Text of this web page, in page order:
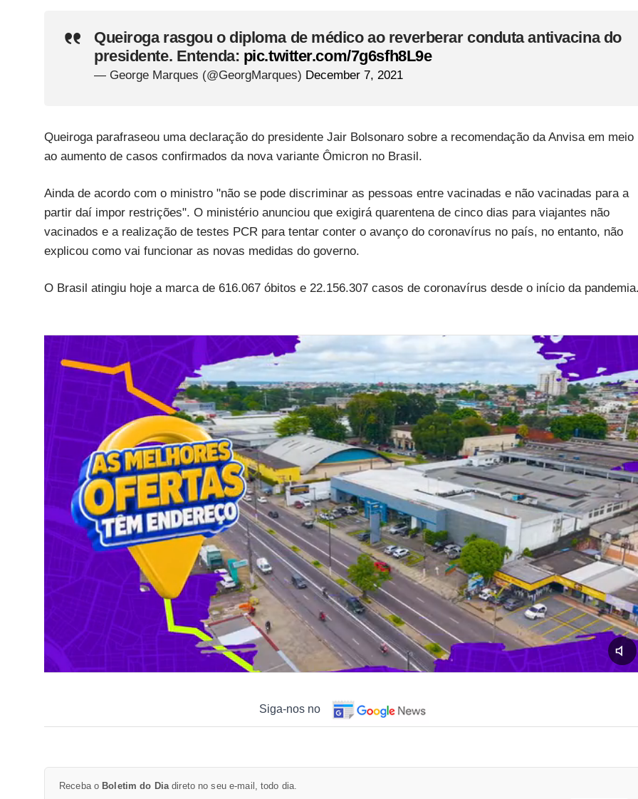
Queiroga rasgou o diploma de médico ao reverberar conduta antivacina do
presidente. Entenda: pic.twitter.com/7g6sfh8L9e
— George Marques (@GeorgMarques) December 7, 2021
Queiroga parafraseou uma declaração do presidente Jair Bolsonaro sobre a recomendação da Anvisa em meio
ao aumento de casos confirmados da nova variante Ômicron no Brasil.
Ainda de acordo com o ministro "não se pode discriminar as pessoas entre vacinadas e não vacinadas para a
partir daí impor restrições". O ministério anunciou que exigirá quarentena de cinco dias para viajantes não
vacinados e a realização de testes PCR para tentar conter o avanço do coronavírus no país, no entanto, não
explicou como vai funcionar as novas medidas do governo.
O Brasil atingiu hoje a marca de 616.067 óbitos e 22.156.307 casos de coronavírus desde o início da
Siga-nos no
Receba o Boletim do Diadireto no seu e-mail, todo dia.